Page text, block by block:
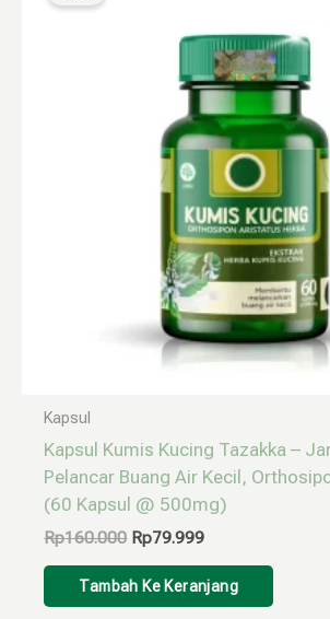
Kapsul
Kapsul Kumis Kucing Tazakka –
Pelancar Buang Air Kecil,
(60 Kapsul @ 500mg)
Rp160.000 Rp79.999
Rp79.999.
Tambah Ke Keranjang